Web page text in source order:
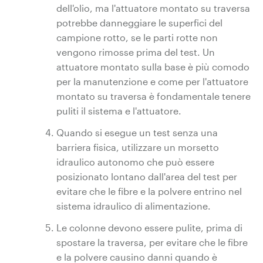
dell'olio, ma l'attuatore montato su traversa
potrebbe danneggiare le superfici del
campione rotto, se le parti rotte non
vengono rimosse prima del test. Un
attuatore montato sulla base è più comodo
per la manutenzione e come per l'attuatore
montato su traversa è fondamentale tenere
puliti il sistema e l'attuatore.
Quando si esegue un test senza una
barriera fisica, utilizzare un morsetto
idraulico autonomo che può essere
posizionato lontano dall'area del test per
evitare che le fibre e la polvere entrino nel
sistema idraulico di alimentazione.
Le colonne devono essere pulite, prima di
spostare la traversa, per evitare che le fibre
e la polvere causino danni quando è